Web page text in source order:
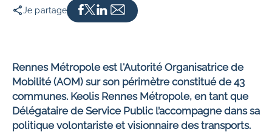
Je partage
Rennes Métropole est l'Autorité Organisatrice de
Mobilité (AOM) sur son périmètre constitué de 43
communes. Keolis Rennes Métropole, en tant que
Délégataire de Service Public l’accompagne dans sa
politique volontariste et visionnaire des transports.